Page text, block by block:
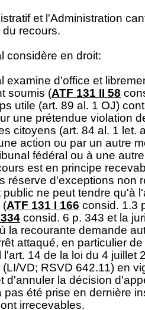
et l'Administration
recours.
considère en droit:
examine d'office et
soumis (ATF 131 II 58
utile (art. 89 al. 1 OJ)
une prétendue violation
citoyens (art. 84 al. 1 let.
action ou par un autre
fédéral ou à une
est en principe
réserve d'exceptions non
public ne peut tendre qu'à
(ATF 131 I 166 consid. 1.3
consid. 6 p. 343 et la
la recourante demande
attaqué, en particulier
14 de la loi du 4 juillet
VD; RSVD 642.11) en
d'annuler la décision
pas été prise en dernière
irrecevables.